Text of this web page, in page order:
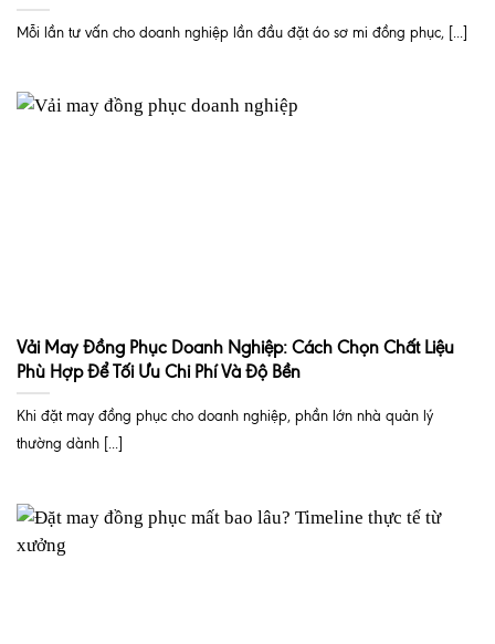
Mỗi lần tư vấn cho doanh nghiệp lần đầu đặt áo sơ mi đồng phục, [...]
Vải May Đồng Phục Doanh Nghiệp: Cách Chọn Chất Liệu
Phù Hợp Để Tối Ưu Chi Phí Và Độ Bền
Khi đặt may đồng phục cho doanh nghiệp, phần lớn nhà quản lý
thường dành [...]